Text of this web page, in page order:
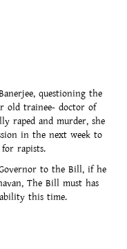
questioning the
old trainee- doctor of
raped and murder, she
in the next week to
rapists.
to the Bill, if he
The Bill must has
this time.